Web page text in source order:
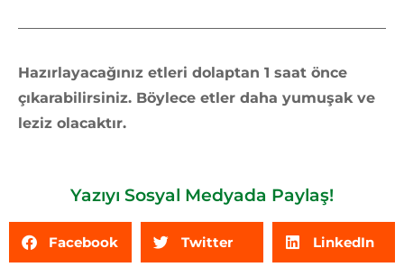
Hazırlayacağınız etleri dolaptan 1 saat önce
çıkarabilirsiniz. Böylece etler daha yumuşak ve
leziz olacaktır.
Yazıyı Sosyal Medyada Paylaş!
Facebook Twitter LinkedIn